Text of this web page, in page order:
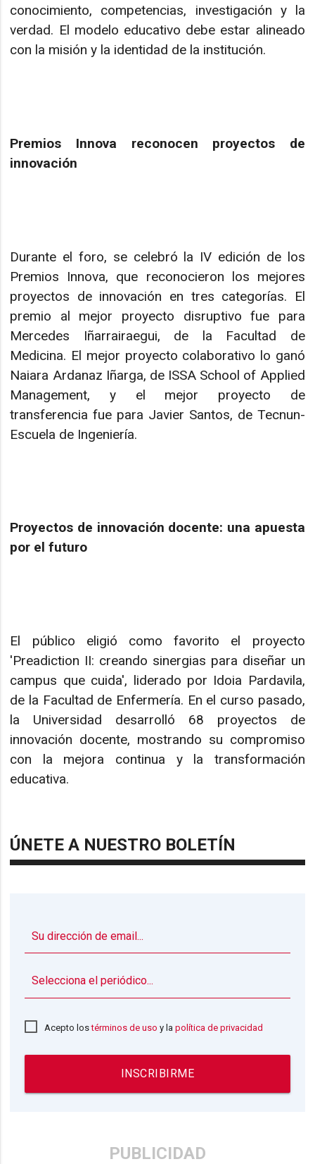
conocimiento, competencias, investigación y la
verdad. El modelo educativo debe estar alineado
con la misión y la identidad de la institución.
Premios Innova reconocen proyectos de
innovación
Durante el foro, se celebró la IV edición de los
Premios Innova, que reconocieron los mejores
proyectos de innovación en tres categorías. El
premio al mejor proyecto disruptivo fue para
Mercedes Iñarrairaegui, de la Facultad de
Medicina. El mejor proyecto colaborativo lo ganó
Naiara Ardanaz Iñarga, de ISSA School of Applied
Management, y el mejor proyecto de
transferencia fue para Javier Santos, de Tecnun-
Escuela de Ingeniería.
Proyectos de innovación docente: una apuesta
por el futuro
El público eligió como favorito el proyecto
'Preadiction II: creando sinergias para diseñar un
campus que cuida', liderado por Idoia Pardavila,
de la Facultad de Enfermería. En el curso pasado,
la Universidad desarrolló 68 proyectos de
innovación docente, mostrando su compromiso
con la mejora continua y la transformación
educativa.
ÚNETE A NUESTRO BOLETÍN
Acepto lostérminos de uso y lapolítica de privacidad
INSCRIBIRME
PUBLICIDAD